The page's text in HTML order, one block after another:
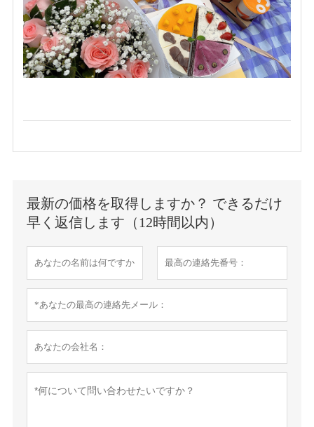
最新の価格を取得しますか？ できるだけ
早く返信します（12時間以内）